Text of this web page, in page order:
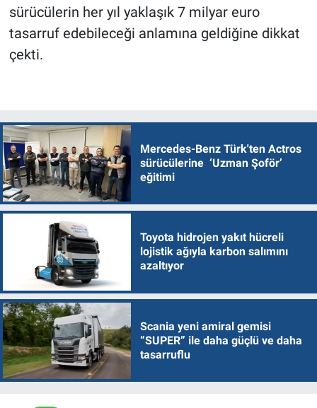
sürücülerin her yıl yaklaşık 7 milyar euro
tasarruf edebileceği anlamına geldiğine dikkat
çekti.
Mercedes-Benz Türk'ten Actros
sürücülerine ‘Uzman Şoför’
eğitimi
Toyota hidrojen yakıt hücreli
lojistik ağıyla karbon salımını
azaltıyor
Scania yeni amiral gemisi
“SUPER” ile daha güçlü ve daha
tasarruflu